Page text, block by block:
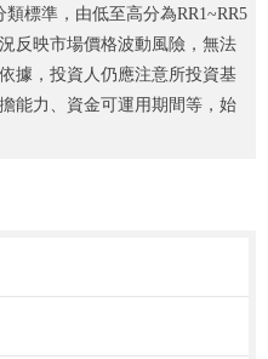
標準，由低至高分為RR1~RR5
反映市場價格波動風險，無法
據，投資人仍應注意所投資基
能力、資金可運用期間等，始